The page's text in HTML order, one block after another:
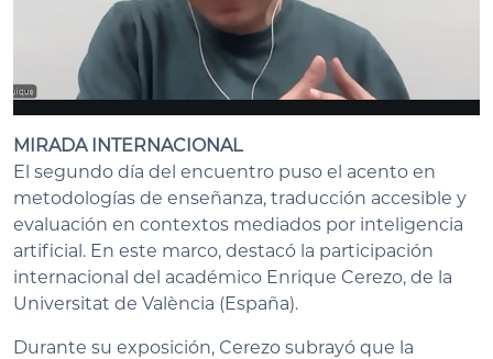
MIRADA INTERNACIONAL
El segundo día del encuentro puso el acento en
metodologías de enseñanza, traducción accesible y
evaluación en contextos mediados por inteligencia
artificial. En este marco, destacó la participación
internacional del académico Enrique Cerezo, de la
Universitat de València (España).
Durante su exposición, Cerezo subrayó que la